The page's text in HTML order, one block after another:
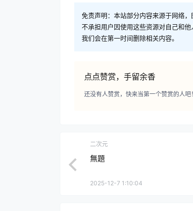
免责声明：本站部分内容来源于网络
不承担用户因使用这些资源对自己和
我们会在第一时间删除相关内容。
点点赞赏，手留余香
还没有人赞赏，快来当第一个赞赏的人吧！
二次元
無題
2025-12-7 1:10:04